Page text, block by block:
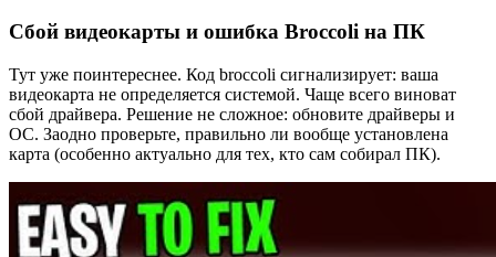
Сбой видеокарты и ошибка Broccoli на ПК
Тут уже поинтереснее. Код broccoli сигнализирует: ваша
видеокарта не определяется системой. Чаще всего виноват
сбой драйвера. Решение не сложное: обновите драйверы и
ОС. Заодно проверьте, правильно ли вообще установлена
карта (особенно актуально для тех, кто сам собирал ПК).